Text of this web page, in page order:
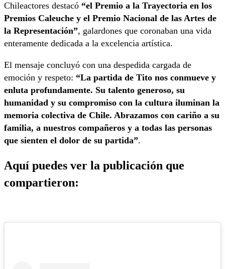
Chileactores destacó “el Premio a la Trayectoria en los
Premios Caleuche y el Premio Nacional de las Artes de
la Representación”, galardones que coronaban una vida
enteramente dedicada a la excelencia artística.
El mensaje concluyó con una despedida cargada de
emoción y respeto: “La partida de Tito nos conmueve y
enluta profundamente. Su talento generoso, su
humanidad y su compromiso con la cultura iluminan la
memoria colectiva de Chile. Abrazamos con cariño a su
familia, a nuestros compañeros y a todas las personas
que sienten el dolor de su partida”.
Aquí puedes ver la publicación que
compartieron: